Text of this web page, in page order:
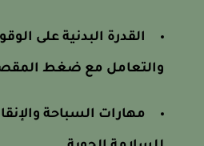
القدرة البدنية على
والتعامل مع ضغط
مهارات السباحة